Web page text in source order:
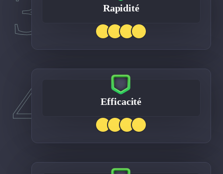
Rapidité
4 Efficacité